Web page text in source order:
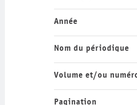
Année
Nom du périodique
Volume et/ou
Pagination